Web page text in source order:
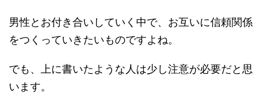
男性とお付き合いしていく中で、お互いに信頼関係
をつくっていきたいものですよね。
でも、上に書いたような人は少し注意が必要だと思
います。